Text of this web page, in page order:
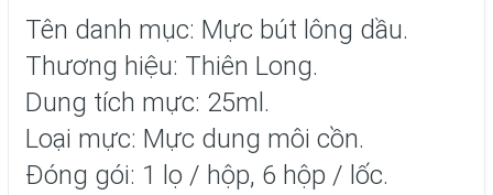
Tên danh mục: Mực bút lông dầu.
Thương hiệu: Thiên Long.
Dung tích mực: 25ml.
Loại mực: Mực dung môi cồn.
Đóng gói: 1 lọ / hộp, 6 hộp / lốc.